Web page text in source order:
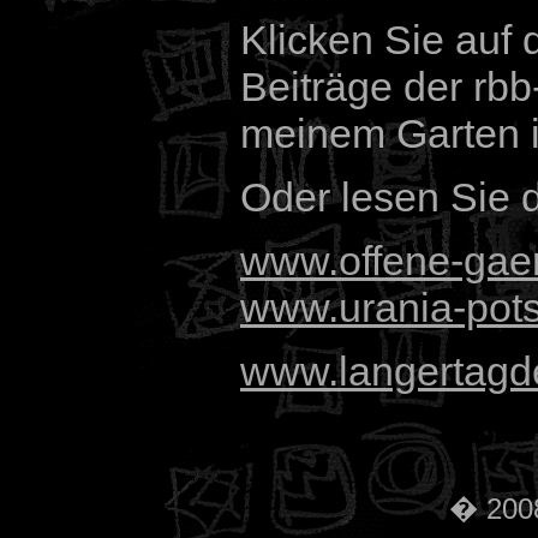
Klicken Sie auf
Beiträge der
meinem Garten
Oder lesen Sie
www.offene-
www.urania-
�